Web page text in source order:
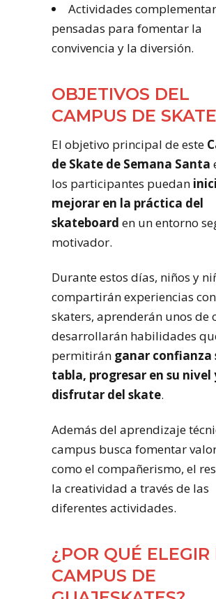
Actividades
pensadas para fomentar la
convivencia y la diversión.
OBJETIVOS DEL
CAMPUS DE SKATE
El objetivo principal de este
de Skate de Semana Santa
los participantes puedan
mejorar en la práctica del
skateboard en un entorno
motivador.
Durante estos días, niños y
compartirán experiencias
skaters, aprenderán unos de
desarrollarán habilidades
permitirán ganar confianza
tabla, progresar en su nivel
disfrutar del skate.
Además del aprendizaje
campus busca fomentar
como el compañerismo, el
la creatividad a través de las
diferentes actividades.
¿POR QUÉ ELEGIR
CAMPUS DE